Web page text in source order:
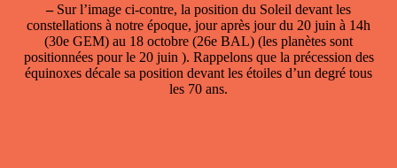
–Sur l’image ci-contre, la position du Soleil devant les
constellations à notre époque, jour après jour du 20 juin à 14h
(30e GEM) au 18 octobre (26e BAL) (les planètes sont
positionnées pour le 20 juin ). Rappelons que la précession des
équinoxes décale sa position devant les étoiles d’un degré tous
les 70 ans.